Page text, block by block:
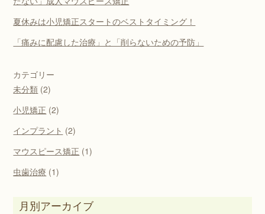
夏休みは小児矯正スタートのベストタイミング！
「痛みに配慮した治療」と「削らないための予防」
カテゴリー
未分類 (2)
小児矯正 (2)
インプラント (2)
マウスピース矯正 (1)
虫歯治療 (1)
月別アーカイブ